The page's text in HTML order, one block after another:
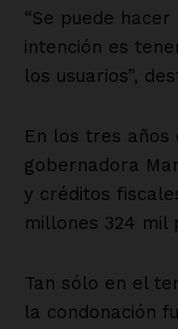
“Se puede
intención es
los usuarios”,
En los tres años
gobernadora
y créditos
millones 324 mil
Tan sólo en el
la condonación